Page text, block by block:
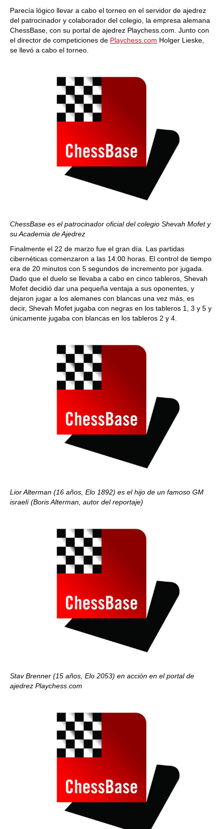
Parecía lógico llevar a cabo el torneo en el servidor de ajedrez
del patrocinador y colaborador del colegio, la empresa alemana
ChessBase, con su portal de ajedrez Playchess.com. Junto con
el director de competiciones de Playchess.com Holger Lieske,
se llevó a cabo el torneo.
ChessBase es el patrocinador oficial del colegio Shevah Mofet y
su Academia de Ajedrez
Finalmente el 22 de marzo fue el gran día. Las partidas
cibernéticas comenzaron a las 14:00 horas. El control de tiempo
era de 20 minutos con 5 segundos de incremento por jugada.
Dado que el duelo se llevaba a cabo en cinco tableros, Shevah
Mofet decidió dar una pequeña ventaja a sus oponentes, y
dejaron jugar a los alemanes con blancas una vez más, es
decir, Shevah Mofet jugaba con negras en los tableros 1, 3 y 5 y
únicamente jugaba con blancas en los tableros 2 y 4.
Lior Alterman (16 años, Elo 1892) es el hijo de un famoso GM
israelí (Boris Alterman, autor del reportaje)
Stav Brenner (15 años, Elo 2053) en acción en el portal de
ajedrez Playchess com